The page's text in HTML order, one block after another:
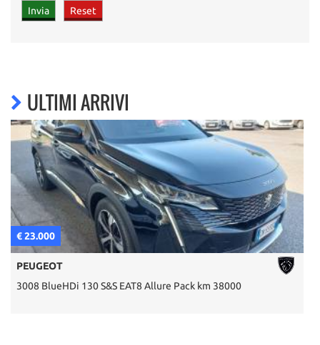
ULTIMI ARRIVI
€ 23.000
PEUGEOT
3008 BlueHDi 130 S&S EAT8 Allure Pack km 38000